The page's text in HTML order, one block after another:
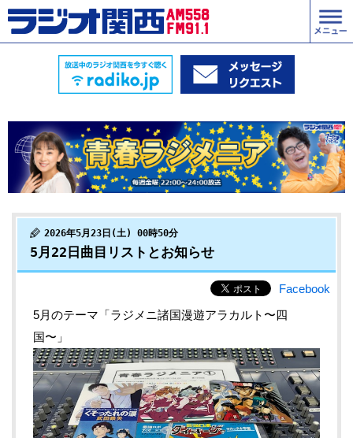
2026年5月23日(土) 00時50分
5月22日曲目リストとお知らせ
Facebook
5月のテーマ「ラジメニ諸国漫遊アラカルト〜四
国〜」